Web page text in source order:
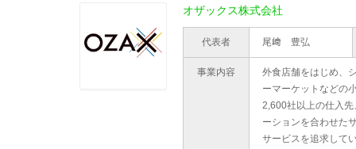
オザックス株式会社
代表者 尾﨑 豊弘
事業内容
外食店舗をはじめ、
ーマーケットなどの
2,600社以上の仕入
ーションを合わせた
サービスを追求して